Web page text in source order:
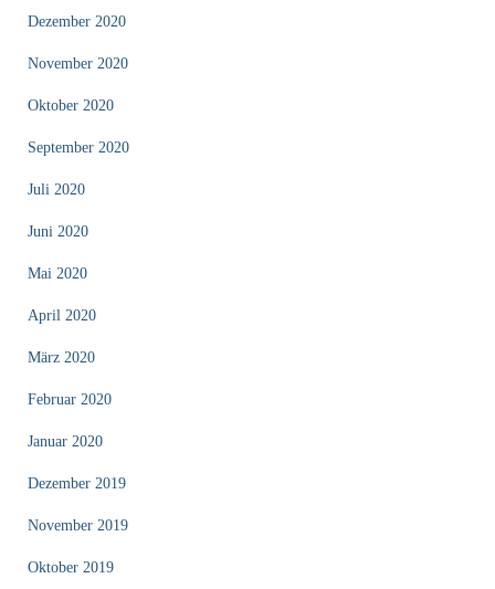
Dezember 2020
November 2020
Oktober 2020
September 2020
Juli 2020
Juni 2020
Mai 2020
April 2020
März 2020
Februar 2020
Januar 2020
Dezember 2019
November 2019
Oktober 2019